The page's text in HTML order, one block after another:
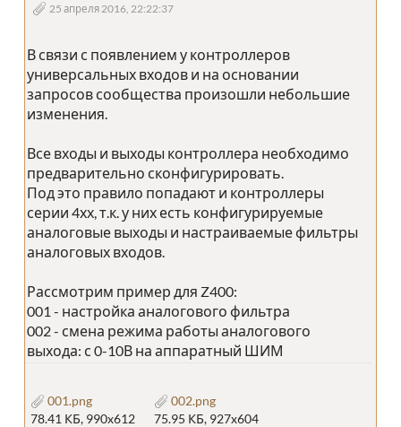
25 апреля 2016, 22:22:37
В связи с появлением у контроллеров
универсальных входов и на основании
запросов сообщества произошли небольшие
изменения.
Все входы и выходы контроллера необходимо
предварительно сконфигурировать.
Под это правило попадают и контроллеры
серии 4хх, т.к. у них есть конфигурируемые
аналоговые выходы и настраиваемые фильтры
аналоговых входов.
Рассмотрим пример для Z400:
001 - настройка аналогового фильтра
002 - смена режима работы аналогового
выхода: с 0-10В на аппаратный ШИМ
001.png
78.41 КБ, 990x612
002.png
75.95 КБ, 927x604